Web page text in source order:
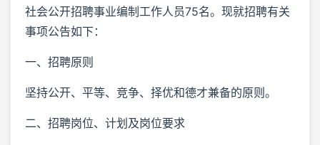
社会公开招聘事业编制工作人员75名。现就招聘有关
事项公告如下：
一、招聘原则
坚持公开、平等、竞争、择优和德才兼备的原则。
二、招聘岗位、计划及岗位要求